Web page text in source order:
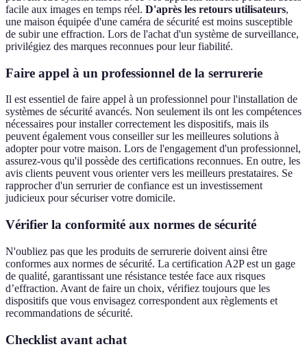
facile aux images en temps réel. D'après les retours utilisateurs,
une maison équipée d'une caméra de sécurité est moins susceptible
de subir une effraction. Lors de l'achat d'un système de surveillance,
privilégiez des marques reconnues pour leur fiabilité.
Faire appel à un professionnel de la serrurerie
Il est essentiel de faire appel à un professionnel pour l'installation de
systèmes de sécurité avancés. Non seulement ils ont les compétences
nécessaires pour installer correctement les dispositifs, mais ils
peuvent également vous conseiller sur les meilleures solutions à
adopter pour votre maison. Lors de l'engagement d'un professionnel,
assurez-vous qu'il possède des certifications reconnues. En outre, les
avis clients peuvent vous orienter vers les meilleurs prestataires. Se
rapprocher d'un serrurier de confiance est un investissement
judicieux pour sécuriser votre domicile.
Vérifier la conformité aux normes de sécurité
N'oubliez pas que les produits de serrurerie doivent ainsi être
conformes aux normes de sécurité. La certification A2P est un gage
de qualité, garantissant une résistance testée face aux risques
d’effraction. Avant de faire un choix, vérifiez toujours que les
dispositifs que vous envisagez correspondent aux règlements et
recommandations de sécurité.
Checklist avant achat